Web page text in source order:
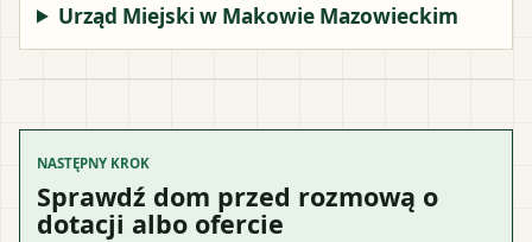
Urząd Miejski w Makowie Mazowieckim
NASTĘPNY KROK
Sprawdź dom przed rozmową o
dotacji albo ofercie